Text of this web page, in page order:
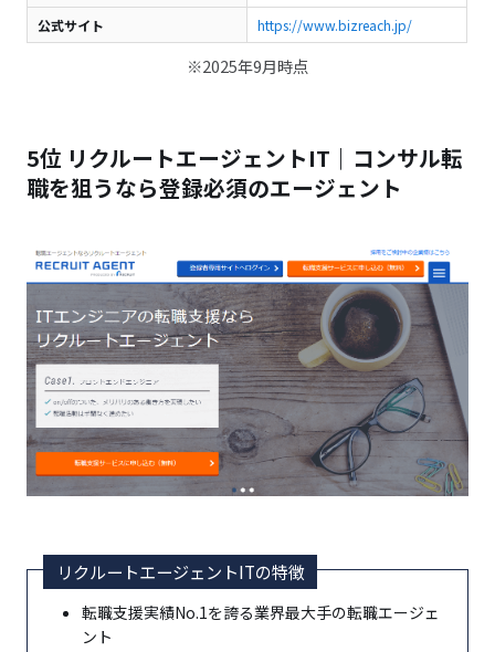
公式サイト
https://www.bizreach.jp/
※2025年9月時点
5位 リクルートエージェントIT｜コンサル転
職を狙うなら登録必須のエージェント
リクルートエージェントITの特徴
転職支援実績No.1を誇る業界最大手の転職エージェ
ント